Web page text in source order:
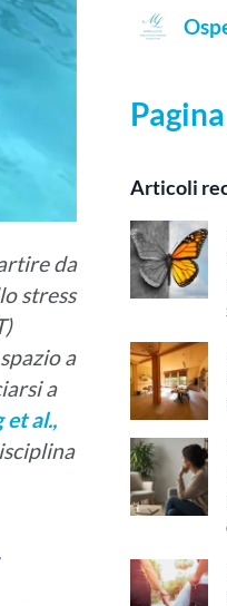
da
stress
a
a
et al.,
Articoli